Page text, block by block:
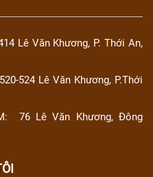
Lê Văn Khương, P. Thới An,
520-524 Lê Văn Khương, P.Thới
76 Lê Văn Khương, Đông